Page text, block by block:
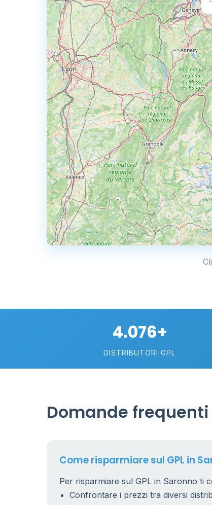
4.076+
DISTRIBUTORI GPL
Domande frequenti
Come risparmiare sul GPL in
Per risparmiare sul GPL in Saronno ti
Confrontare i prezzi tra diversi